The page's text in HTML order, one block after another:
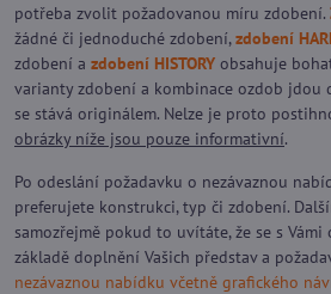
potřeba zvolit požadovanou míru zdobení.
žádné či jednoduché zdobení,zdobení
zdobení a zdobení HISTORY obsahuje
varianty zdobení a kombinace ozdob jdou
se stává originálem. Nelze je proto
obrázky níže jsou pouze informativní.
Po odeslání požadavku o nezávaznou
preferujete konstrukci, typ či zdobení.
samozřejmě pokud to uvítáte, že se s Vámi
základě doplnění Vašich představ a
nezávaznou nabídku včetně grafického